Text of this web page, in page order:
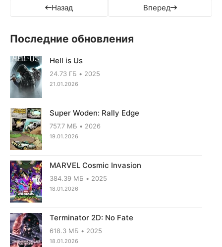
Назад
Вперед
Последние обновления
Hell is Us
24.73 ГБ 2025
21.01.2026
Super Woden: Rally Edge
757.7 МБ 2026
19.01.2026
MARVEL Cosmic Invasion
384.39 МБ 2025
18.01.2026
Terminator 2D: No Fate
618.3 МБ 2025
18.01.2026